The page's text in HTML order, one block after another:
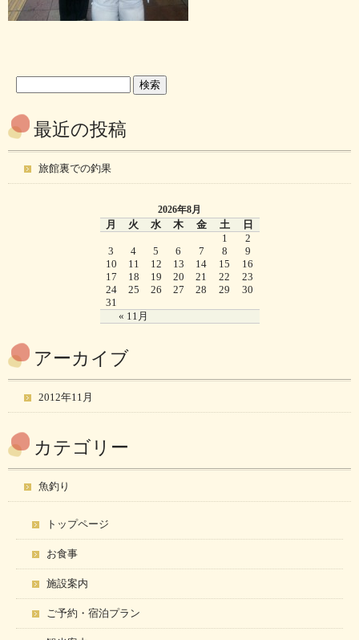
最近の投稿
旅館裏での釣果
2026年8月
月 火 水 木 金 土 日
« 11月
1
2
3
4 5 6 7 8
9
10
11 12 13 14 15
16
17
18 19 20 21 22
23
24
25 26 27 28 29
30
31
アーカイブ
2012年11月
カテゴリー
魚釣り
トップページ
お食事
施設案内
ご予約・宿泊プラン